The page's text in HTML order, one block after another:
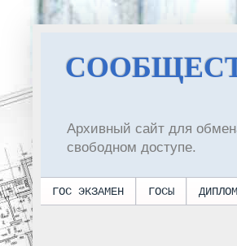
Архивный сайт для
свободном доступе.
ГОС ЭКЗАМЕН ГОСЫ ДИПЛОМ